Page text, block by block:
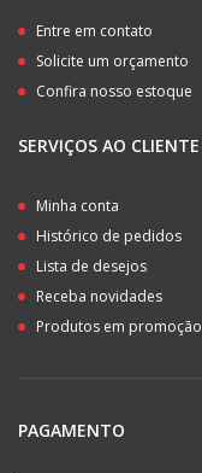
Entre em contato
Solicite um orçamento
Confira nosso estoque
SERVIÇOS AO CLIENTE
Minha conta
Histórico de pedidos
Lista de desejos
Receba novidades
Produtos em promoção
PAGAMENTO